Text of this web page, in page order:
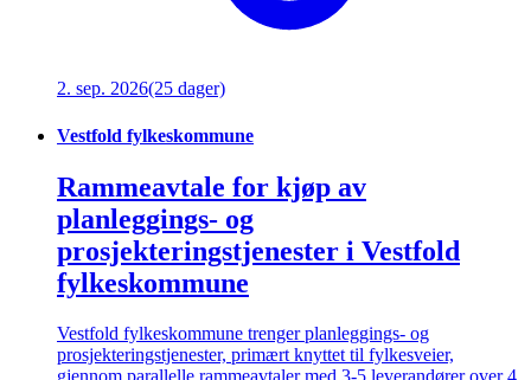
2. sep. 2026(25 dager)
Vestfold fylkeskommune
Rammeavtale for kjøp av
planleggings- og
prosjekteringstjenester i Vestfold
fylkeskommune
Vestfold fylkeskommune trenger planleggings- og
prosjekteringstjenester, primært knyttet til fylkesveier,
gjennom parallelle rammeavtaler med 3-5 leverandører over 4